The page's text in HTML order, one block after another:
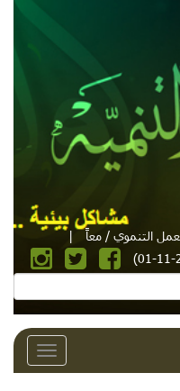
التنموي / معاً
|
Toggle